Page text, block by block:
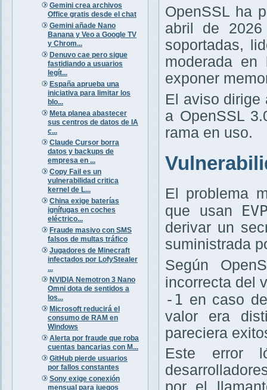
Gemini crea archivos
Office gratis desde el chat
Gemini añade Nano
Banana y Veo a Google TV
y Chrom...
Denuvo cae pero sigue
fastidiando a usuarios
legít...
España aprueba una
iniciativa para limitar los
blo...
Meta planea abastecer
sus centros de datos de IA
c...
Claude Cursor borra
datos y backups de
empresa en ...
Copy Fail es un
vulnerabilidad critica
kernel de L...
China exige baterías
ignífugas en coches
eléctrico...
Fraude masivo con SMS
falsos de multas tráfico
Jugadores de Minecraft
infectados por LofyStealer
...
NVIDIA Nemotron 3 Nano
Omni dota de sentidos a
los...
Microsoft reducirá el
consumo de RAM en
Windows
Alerta por fraude que roba
cuentas bancarias con M...
GitHub pierde usuarios
por fallos constantes
Sony exige conexión
mensual para juegos
OpenSSL ha
abril de
soportadas,
moderada en
exponer
El aviso dirige
a OpenSSL
rama en uso.
El problema
que usan
derivar un
suministrada
Según
incorrecta del
-1 en caso
valor era
pareciera
Este error